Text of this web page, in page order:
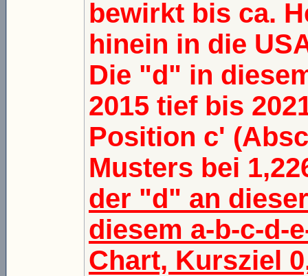
bewirkt bis ca.
hinein in die
Die "d" in
2015 tief bis
Position c'
Musters bei
der "d" an
diesem a-b-c-d-
Chart, Kursziel